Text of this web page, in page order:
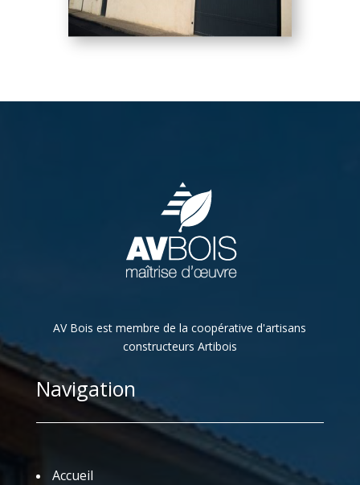
AV Bois est membre de la coopérative d'artisans
constructeurs Artibois
Navigation
Accueil